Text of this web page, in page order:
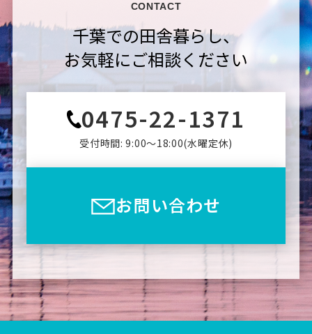
CONTACT
千葉での田舎暮らし、
お気軽にご相談ください
0475-22-1371
受付時間: 9:00〜18:00(⽔曜定休)
お問い合わせ